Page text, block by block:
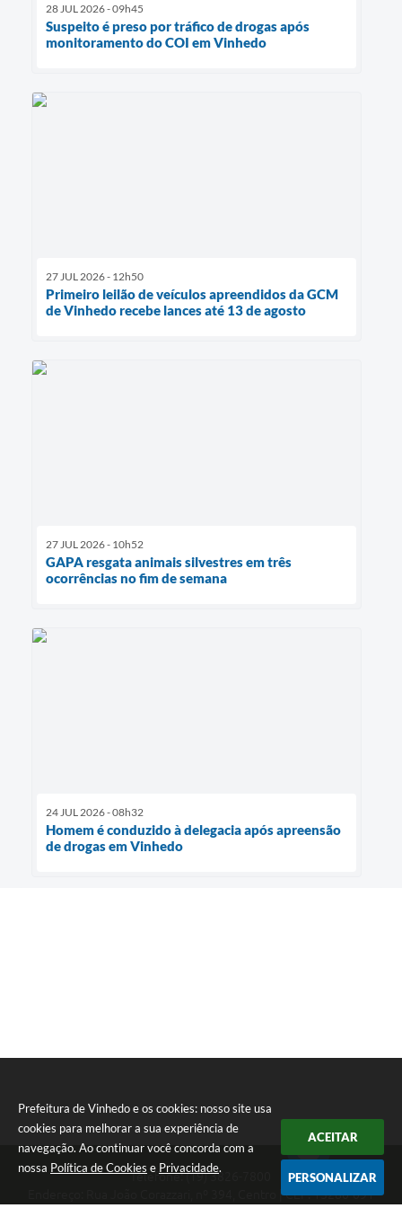
Prefeitura de Vinhedo e os cookies: nosso site usa
cookies para melhorar a sua experiência de
navegação. Ao continuar você concorda com a
nossa Política de Cookies e Privacidade.
ACEITAR
PERSONALIZAR
28 JUL 2026 - 09h45
Suspeito é preso por tráfico de drogas após
monitoramento do COI em Vinhedo
27 JUL 2026 - 12h50
Primeiro leilão de veículos apreendidos da GCM
de Vinhedo recebe lances até 13 de agosto
27 JUL 2026 - 10h52
GAPA resgata animais silvestres em três
ocorrências no fim de semana
24 JUL 2026 - 08h32
Homem é conduzido à delegacia após apreensão
de drogas em Vinhedo
Telefone: (19) 3826-7800
Endereço: Rua João Corazzari, nº 394, Centro | CEP: 13280-091